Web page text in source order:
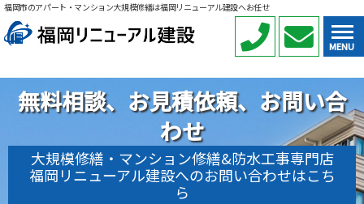
MENU
福岡市のアパート・マンション大規模修繕は福岡リニューアル建設へお任せ
無料相談、お見積依頼、お問い合
わせ
大規模修繕・マンション修繕&防水工事専門店
福岡リニューアル建設へのお問い合わせはこち
ら